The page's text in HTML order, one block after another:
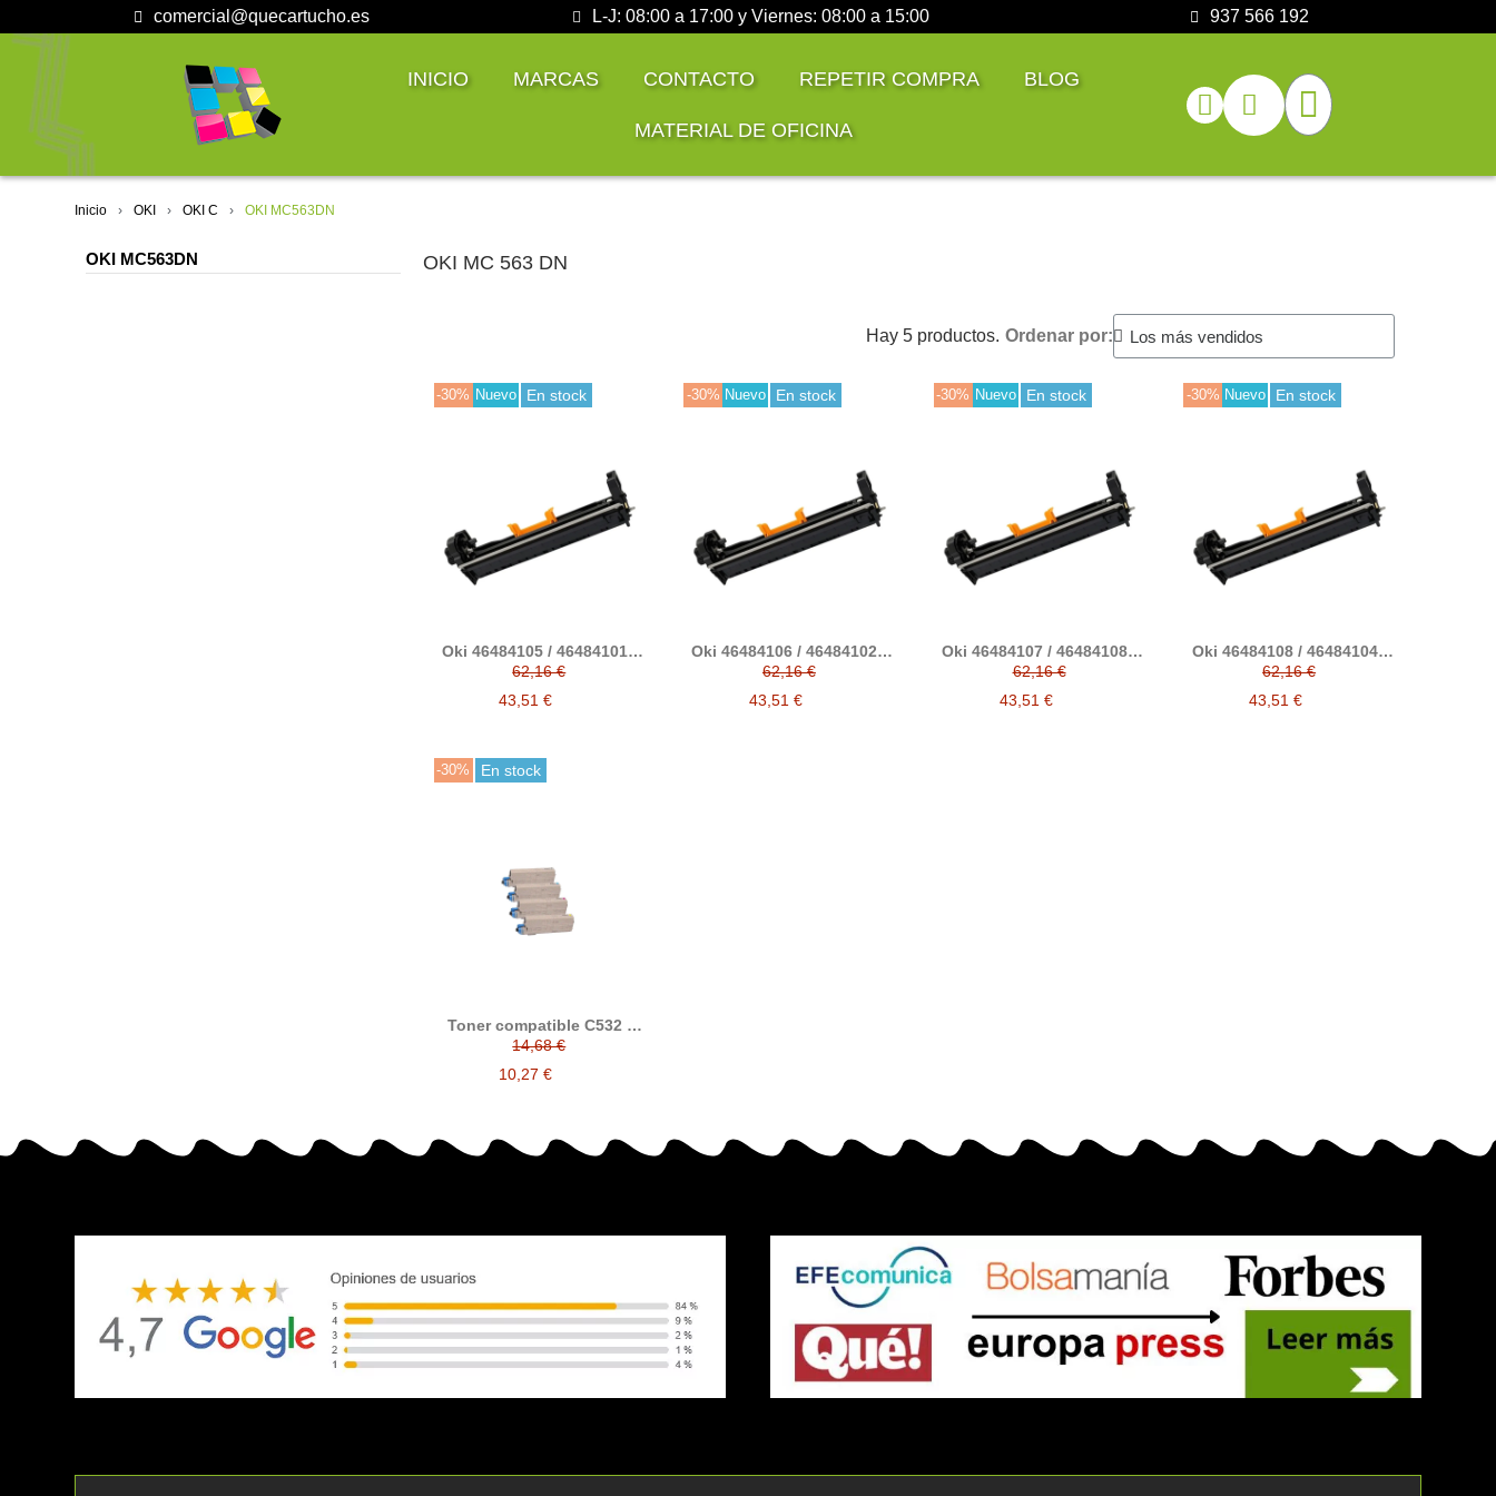
comercial@quecartucho.es L-J: 08:00 a 17:00 y Viernes: 08:00 a 15:00 937 566 192
INICIO MARCAS CONTACTO REPETIR COMPRA BLOG
MATERIAL DE OFICINA
Inicio OKI OKI C OKI MC563DN
OKI MC563DN OKI MC 563 DN
Hay 5 productos. Ordenar por:
-30% Nuevo En stock
Oki 46484105 / 46484101 /
46484121 amarillo tambor
compatible (C542, C532,
MC573, MC563, ES5432,
ES5442, ES5463, ES5473)
62,16 €
43,51 €
-30% Nuevo En stock
Oki 46484106 / 46484102 /
46484122 magenta tambor
compatible (C542, C532,
MC573, MC563, ES5432,
ES5442, ES5463, ES5473)
62,16 €
43,51 €
-30% Nuevo En stock
Oki 46484107 / 46484108 /
46484123 cian tambor
compatible (C542, C532,
MC573, MC563, ES5432,
ES5442, ES5463, ES5473)
62,16 €
43,51 €
-30% Nuevo En stock
Oki 46484108 / 46484104 /
46484124 negro tambor
compatible (C542, C532,
MC573, MC563, ES5432,
ES5442, ES5463, ES5473)
62,16 €
43,51 €
-30% En stock
Toner compatible C532 /
C542 / MC563 / MC573
alternativo a OKI 46490605
/ 46490606 / 46490607 /
46490608
14,68 €
10,27 €